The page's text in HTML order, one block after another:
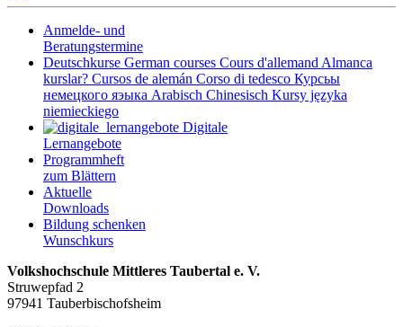
Anmelde- und
Beratungstermine
Deutschkurse German courses Cours d'allemandAlmanca
kurslar? Cursos de alemán Corso di tedesco Курсьы
немецкого яэыка Arabisch Chinesisch Kursy języka
niemieckiego
Digitale
Lernangebote
Programmheft
zum Blättern
Aktuelle
Downloads
Bildung schenken
Wunschkurs
Volkshochschule Mittleres Taubertal e. V.
Struwepfad 2
97941 Tauberbischofsheim